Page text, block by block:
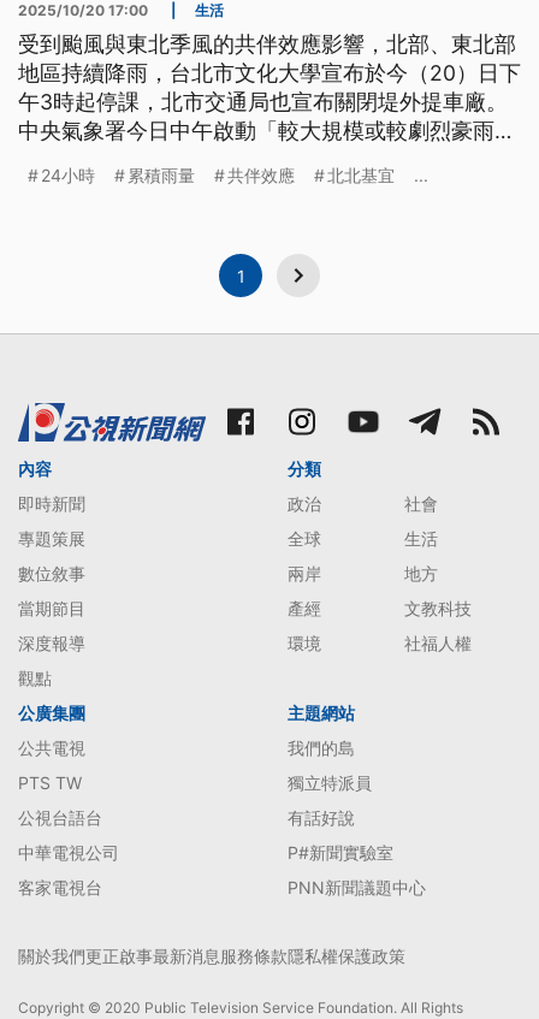
2025/10/20 17:00 生活
受到颱風與東北季風的共伴效應影響，北部、東北部
地區持續降雨，台北市文化大學宣布於今（20）日下
午3時起停課，北市交通局也宣布關閉堤外提車廠。
中央氣象署今日中午啟動「較大規模或較劇烈豪雨事
山區、新北市山區與宜蘭山區都有可能達到停班課標
24小時 累積雨量 共伴效應 北北基宜 ...
1
內容
即時新聞
專題策展
數位敘事
當期節目
深度報導
觀點
分類
政治
社會
全球
生活
兩岸
地方
產經
文教科技
環境
社福人權
公廣集團
公共電視
PTS TW
公視台語台
中華電視公司
客家電視台
主題網站
我們的島
獨立特派員
有話好說
P#新聞實驗室
PNN新聞議題中心
關於我們更正啟事最新消息服務條款隱私權保護政策
Copyright © 2020 Public Television Service Foundation. All Rights